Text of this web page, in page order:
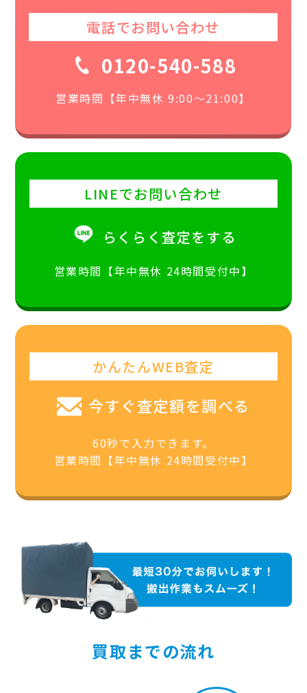
電話でお問い合わせ
0120-540-588
営業時間【年中無休 9:00〜21:00】
LINEでお問い合わせ
らくらく査定をする
営業時間【年中無休 24時間受付中】
かんたんWEB査定
今すぐ査定額を調べる
60秒で入力できます。
営業時間【年中無休 24時間受付中】
買取までの流れ